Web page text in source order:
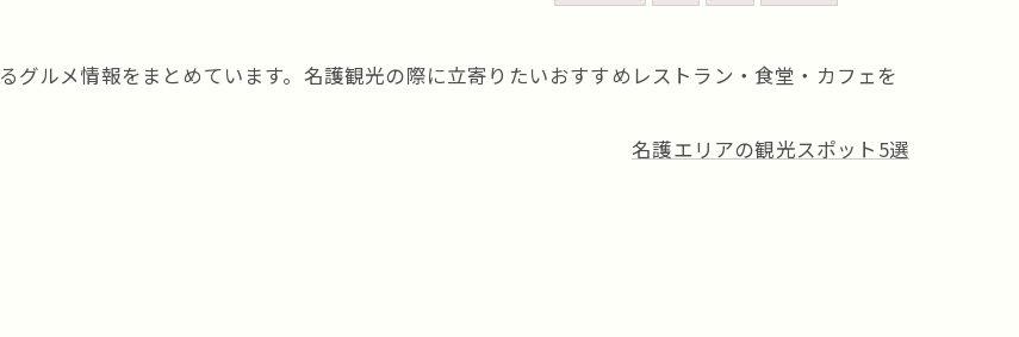
グルメ情報をまとめています。名護観光の際に立寄りたいおすすめレストラン・食堂・カフェを
名護エリアの観光スポット5選